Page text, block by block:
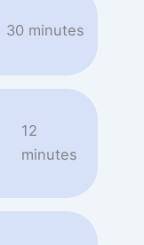
30 minutes
12
minutes